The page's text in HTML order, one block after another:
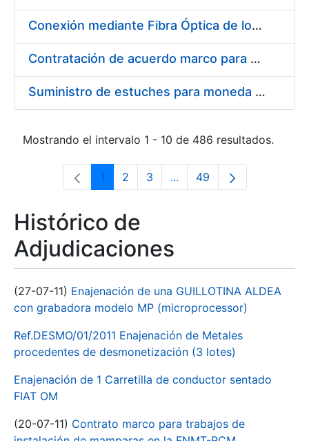
Conexión mediante Fibra Óptica de los Centros de Proceso de Datos (CPDs) de las sedes de la FNMT-RCM de Burgos y Madrid
Contratación de acuerdo marco para el Suministro de Material de Electricidad para la Fábrica Nacional de Moneda y Timbre-Real Casa de la Moneda en su centro de trabajo de Burgos
Suministro de estuches para moneda de 30 €
Mostrando el intervalo 1 - 10 de 486 resultados.
Página
1 Página
2 Página
3 ...Páginas intermedias Use
Página
49
Histórico de
Adjudicaciones
(27-07-11) Enajenación de una GUILLOTINA ALDEA
con grabadora modelo MP (microprocessor)
Ref.DESMO/01/2011 Enajenación de Metales
procedentes de desmonetización (3 lotes)
Enajenación de 1 Carretilla de conductor sentado
FIAT OM
(20-07-11) Contrato marco para trabajos de